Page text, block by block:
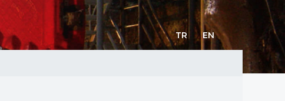
TR EN